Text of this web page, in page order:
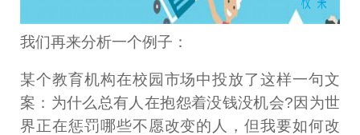
我们再来分析一个例子：
某个教育机构在校园市场中投放了这样一句文
案：为什么总有人在抱怨着没钱没机会?因为世
界正在惩罚哪些不愿改变的人，但我要如何改